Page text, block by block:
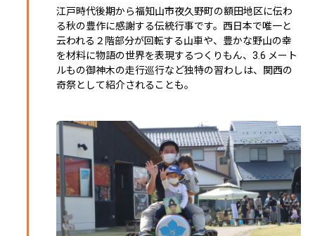
江⼾時代後期から福知⼭市夜久野町の額⽥地区に伝わ
る秋の豊作に感謝する伝統行事です。⻄⽇本で唯⼀と
云われる２階部分が回転する⼭⾞や、豊かな野⼭の幸
を材料に物語の世界を表現するつくりもん、3.6 メート
ルもの御神⽊の⾛⾏巡⾏など独特の習わしは、関⻄の
奇祭として紹介されることも。